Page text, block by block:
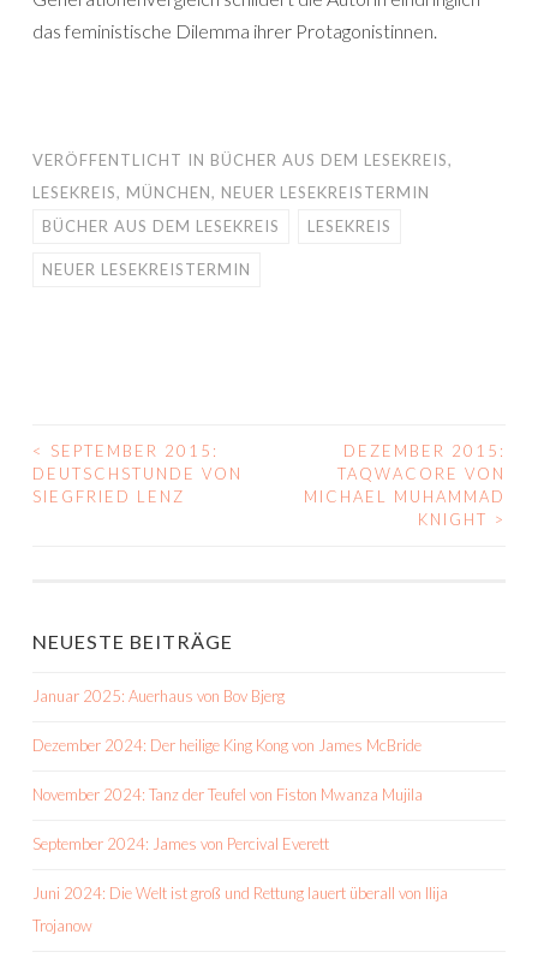
das feministische Dilemma ihrer Protagonistinnen.
VERÖFFENTLICHT IN BÜCHER AUS DEM LESEKREIS,
LESEKREIS, MÜNCHEN, NEUER LESEKREISTERMIN
BÜCHER AUS DEM LESEKREIS
LESEKREIS
NEUER LESEKREISTERMIN
BEITRAGS-
NAVIGATION
<
SEPTEMBER 2015:
DEUTSCHSTUNDE VON
SIEGFRIED LENZ
DEZEMBER 2015:
TAQWACORE VON
MICHAEL MUHAMMAD
KNIGHT >
NEUESTE BEITRÄGE
Januar 2025: Auerhaus von Bov Bjerg
Dezember 2024: Der heilige King Kong von James McBride
November 2024: Tanz der Teufel von Fiston Mwanza Mujila
September 2024: James von Percival Everett
Juni 2024: Die Welt ist groß und Rettung lauert überall von Ilija
Trojanow